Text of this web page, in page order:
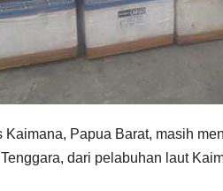
Kaimana, Papua Barat, masih
dari pelabuhan laut